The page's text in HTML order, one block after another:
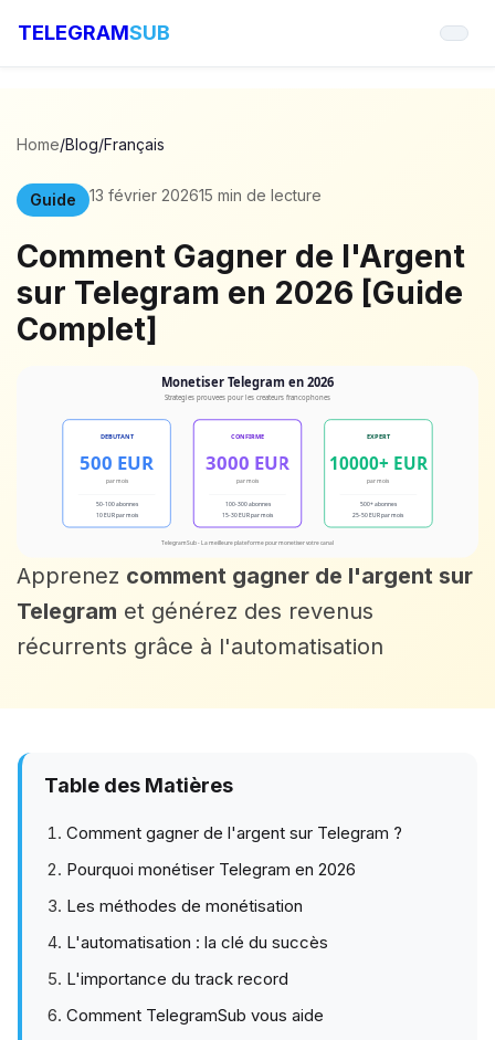
TELEGRAMSUB
Home/Blog/Français
Guide 13 février 202615 min de lecture
Comment Gagner de l'Argent
sur Telegram en 2026 [Guide
Complet]
Apprenez comment gagner de l'argent sur
Telegram et générez des revenus
récurrents grâce à l'automatisation
Table des Matières
Comment gagner de l'argent sur Telegram ?
Pourquoi monétiser Telegram en 2026
Les méthodes de monétisation
L'automatisation : la clé du succès
L'importance du track record
Comment TelegramSub vous aide